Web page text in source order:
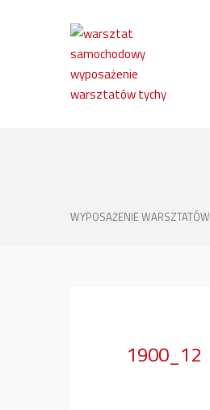
WYPOSAŻENIE WARSZTATÓW
1900_12